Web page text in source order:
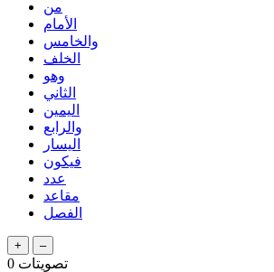
من
الأمام
والخامس
الخلف
وهو
الثاني
اليمين
والرابع
اليسار
فيكون
عدد
مقاعد
الفصل
0 تصويتات